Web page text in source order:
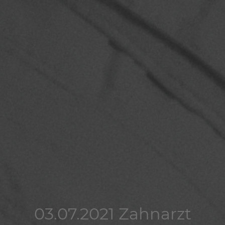
03.07.2021 Zahnarzt
03.07.2021 Zahnarzt
03.07.2021 Zahnarzt